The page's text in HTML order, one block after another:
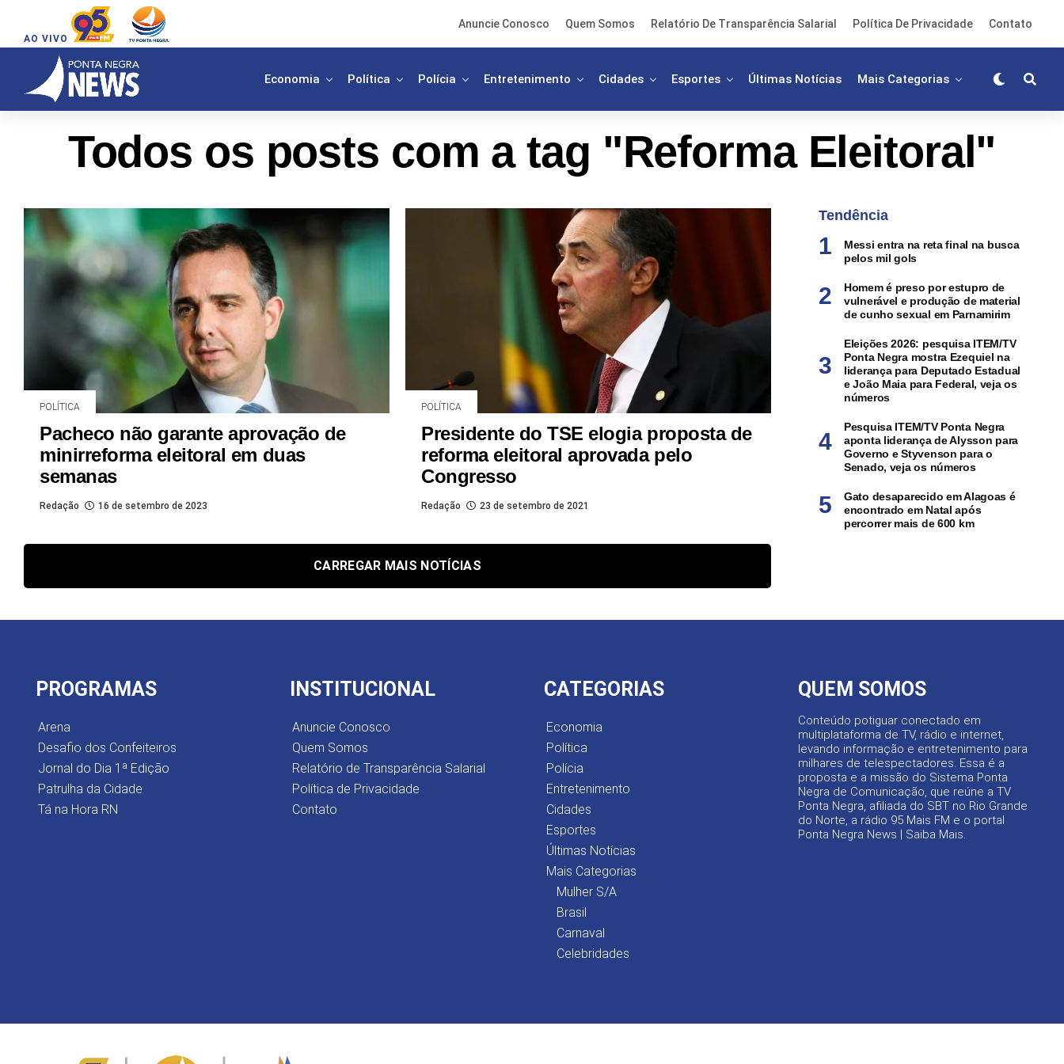
AO VIVO
Anuncie Conosco Quem Somos Relatório De Transparência Salarial Política De Privacidade Contato
Economia Política Polícia Entretenimento Cidades Esportes Últimas Notícias Mais Categorias
Todos os posts com a tag "Reforma Eleitoral"
POLÍTICA
Pacheco não garante aprovação de
minirreforma eleitoral em duas
semanas
Redação 16 de setembro de 2023
POLÍTICA
Presidente do TSE elogia proposta de
reforma eleitoral aprovada pelo
Congresso
Redação 23 de setembro de 2021
CARREGAR MAIS NOTÍCIAS
Tendência
Messi entra na reta final na busca
pelos mil gols
Homem é preso por estupro de
vulnerável e produção de material
de cunho sexual em Parnamirim
Eleições 2026: pesquisa ITEM/TV
Ponta Negra mostra Ezequiel na
liderança para Deputado Estadual
e João Maia para Federal, veja os
números
Pesquisa ITEM/TV Ponta Negra
aponta liderança de Alysson para
Governo e Styvenson para o
Senado, veja os números
Gato desaparecido em Alagoas é
encontrado em Natal após
percorrer mais de 600 km
PROGRAMAS
Arena
Desafio dos Confeiteiros
Jornal do Dia 1ª Edição
Patrulha da Cidade
Tá na Hora RN
INSTITUCIONAL
Anuncie Conosco
Quem Somos
Relatório de Transparência Salarial
Política de Privacidade
Contato
CATEGORIAS
Economia
Política
Polícia
Entretenimento
Cidades
Esportes
Últimas Notícias
Mais Categorias
Mulher S/A
Brasil
Carnaval
Celebridades
QUEM SOMOS
Conteúdo potiguar conectado em
multiplataforma de TV, rádio e internet,
levando informação e entretenimento para
milhares de telespectadores. Essa é a
proposta e a missão do Sistema Ponta
Negra de Comunicação, que reúne a TV
Ponta Negra, afiliada do SBT no Rio Grande
do Norte, a rádio 95 Mais FM e o portal
Ponta Negra News | Saiba Mais.